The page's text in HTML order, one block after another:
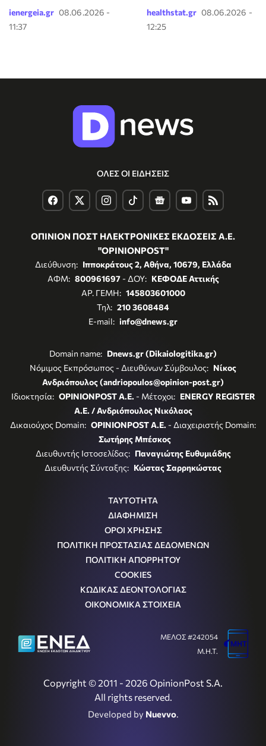
ienergeia.gr 08.06.2026 -
11:37
healthstat.gr 08.06.2026 -
12:25
ΟΛΕΣ ΟΙ ΕΙΔΗΣΕΙΣ
ΟΠΙΝΙΟΝ ΠΟΣΤ ΗΛΕΚΤΡΟΝΙΚΕΣ ΕΚΔΟΣΕΙΣ Α.Ε.
"OPINIONPOST"
Διεύθυνση: Ιπποκράτους 2, Αθήνα, 10679, Ελλάδα
ΑΦΜ: 800961697- ΔΟΥ: ΚΕΦΟΔΕ Αττικής
ΑΡ. ΓΕΜΗ: 145803601000
Τηλ: 210 3608484
E-mail: info@dnews.gr
Domain name: Dnews.gr (Dikaiologitika.gr)
Νόμιμος Εκπρόσωπος - Διευθύνων Σύμβουλος: Νίκος
Ανδριόπουλος (andriopoulos@opinion-post.gr)
Ιδιοκτησία: OPINIONPOST A.E. - Μέτοχοι: ENERGY REGISTER
Α.Ε. / Ανδριόπουλος Νικόλαος
Δικαιούχος Domain: OPINIONPOST A.E. - Διαχειριστής Domain:
Σωτήρης Μπέσκος
Διευθυντής Ιστοσελίδας: Παναγιώτης Ευθυμιάδης
Διευθυντής Σύνταξης: Κώστας Σαρρηκώστας
ΤΑΥΤΟΤΗΤΑ
ΔΙΑΦΗΜΙΣΗ
ΟΡΟΙ ΧΡΗΣΗΣ
ΠΟΛΙΤΙΚΗ ΠΡΟΣΤΑΣΙΑΣ ΔΕΔΟΜΕΝΩΝ
ΠΟΛΙΤΙΚΗ ΑΠΟΡΡΗΤΟΥ
COOKIES
ΚΩΔΙΚΑΣ ΔΕΟΝΤΟΛΟΓΙΑΣ
ΟΙΚΟΝΟΜΙΚΑ ΣΤΟΙΧΕΙΑ
Copyright © 2011 - 2026 OpinionPost S.A.
All rights reserved.
Developed by Nuevvo.
ΜΕΛΟΣ #242054
Μ.Η.Τ.